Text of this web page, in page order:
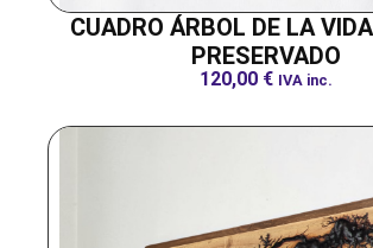
CUADRO ÁRBOL DE LA
PRESERVADO
120,00 € IVA inc.